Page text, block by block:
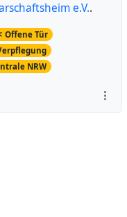
e.V..
Offene Tür
NRW